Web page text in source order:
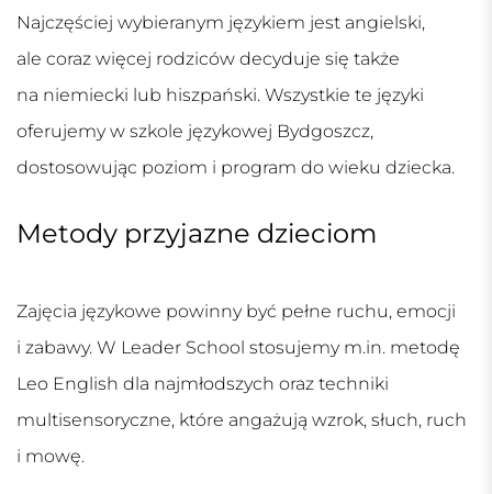
Najczęściej wybieranym językiem jest angielski,
ale coraz więcej rodziców decyduje się także
na niemiecki lub hiszpański. Wszystkie te języki
oferujemy w szkole językowej Bydgoszcz,
dostosowując poziom i program do wieku dziecka.
Metody przyjazne dzieciom
Zajęcia językowe powinny być pełne ruchu, emocji
i zabawy. W Leader School stosujemy m.in. metodę
Leo English dla najmłodszych oraz techniki
multisensoryczne, które angażują wzrok, słuch, ruch
i mowę.